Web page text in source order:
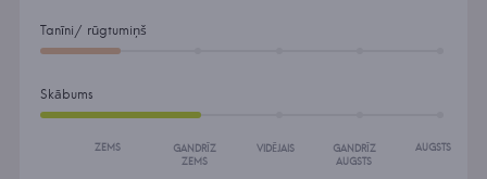
Tanīni/ rūgtumiņš
Skābums
ZEMS
GANDRĪZ
ZEMS
VIDĒJAIS
GANDRĪZ
AUGSTS
AUGSTS